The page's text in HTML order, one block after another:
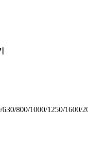
800/1000/1250/1600/